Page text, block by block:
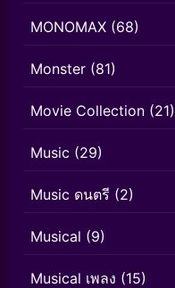
MONOMAX (68)
Monster (81)
Movie Collection (21)
Music (29)
Music ดนตรี (2)
Musical (9)
Musical เพลง (15)